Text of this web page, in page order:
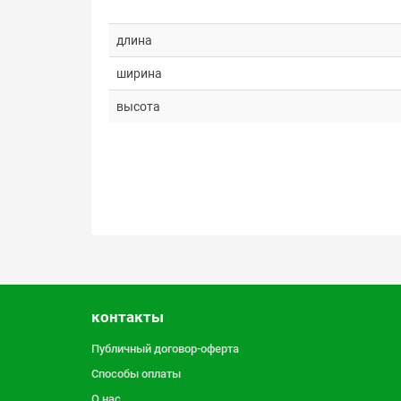
длина
ширина
высота
контакты
Публичный договор-оферта
Способы оплаты